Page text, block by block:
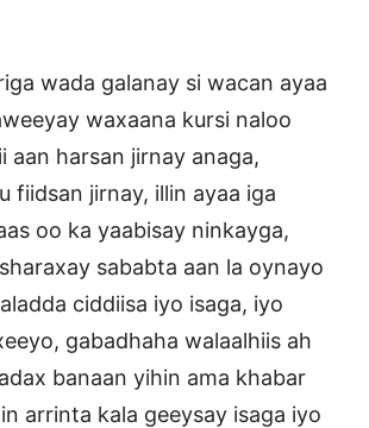
wada galanay si wacan ayaa
waxaana kursi naloo
aan harsan jirnay anaga,
fiidsan jirnay, illin ayaa iga
oo ka yaabisay ninkayga,
sababta aan la oynayo
ciddiisa iyo isaga, iyo
gabadhaha walaalhiis ah
banaan yihin ama khabar
arrinta kala geeysay isaga iyo